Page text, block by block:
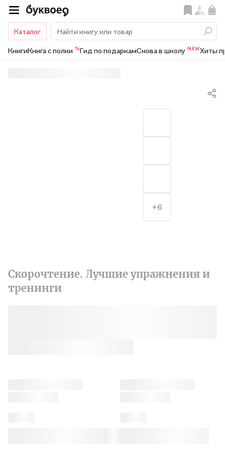
Каталог
КнигиКнига с полки %Гид по подаркамСнова в школу NEWХиты
Скорочтение. Лучшие упражнения и
тренинги
+6